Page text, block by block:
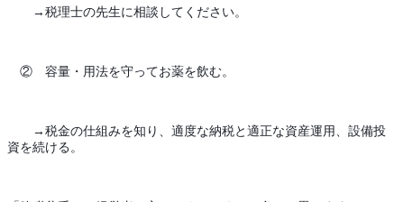
→税理士の先生に相談してください。
②　容量・用法を守ってお薬を飲む。
→税金の仕組みを知り、適度な納税と適正な資産運用、設備投
資を続ける。